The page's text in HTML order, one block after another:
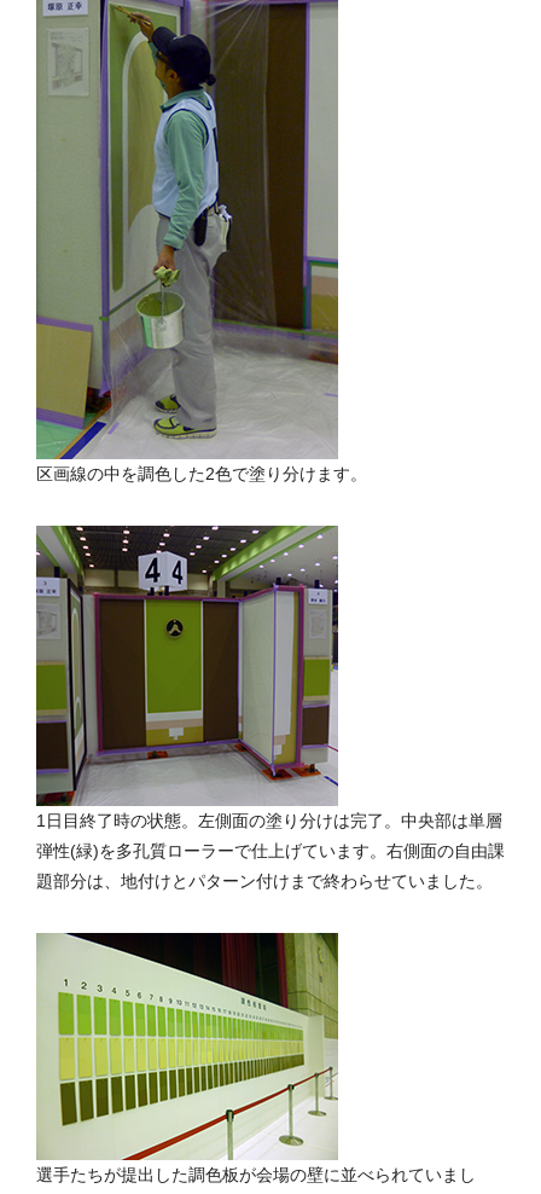
区画線の中を調色した2色で塗り分けます。
1日目終了時の状態。左側面の塗り分けは完了。中央部は単層
弾性(緑)を多孔質ローラーで仕上げています。右側面の自由課
題部分は、地付けとパターン付けまで終わらせていました。
選手たちが提出した調色板が会場の壁に並べられていまし